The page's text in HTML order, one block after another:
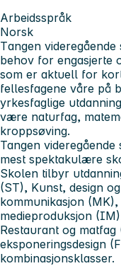
Arbeidsspråk
Norsk
Tangen
behov for engasjerte
som er aktuell for
fellesfagene våre på
yrkesfaglige
være naturfag,
kroppsøving.
Tangen
mest spektakulære
Skolen tilbyr
(ST), Kunst, design
kommunikasjon
medieproduksjon
Restaurant og
eksponeringsdesign
kombinasjonsklasser.